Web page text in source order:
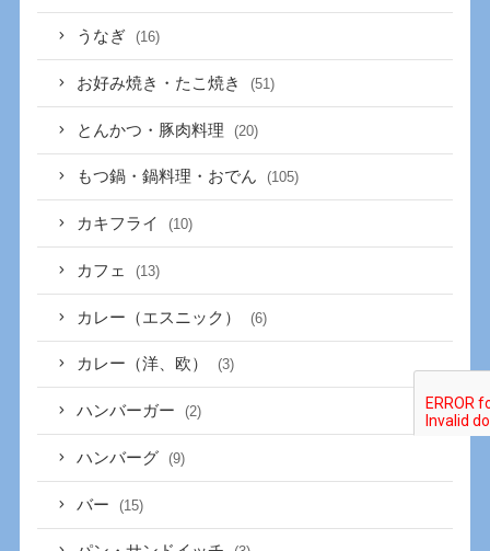
うなぎ (16)
お好み焼き・たこ焼き (51)
とんかつ・豚肉料理 (20)
もつ鍋・鍋料理・おでん (105)
カキフライ (10)
カフェ (13)
カレー（エスニック） (6)
カレー（洋、欧） (3)
ハンバーガー (2)
ハンバーグ (9)
バー (15)